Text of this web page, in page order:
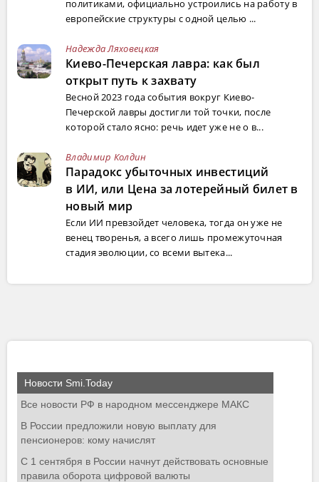
политиками, официально устроились на работу в
европейские структуры с одной целью ...
Надежда Ляховецкая
Киево-Печерская лавра: как был
открыт путь к захвату
Весной 2023 года события вокруг Киево-
Печерской лавры достигли той точки, после
которой стало ясно: речь идет уже не о в...
Владимир Колдин
Парадокс убыточных инвестиций
в ИИ, или Цена за лотерейный билет в
новый мир
Если ИИ превзойдет человека, тогда он уже не
венец творенья, а всего лишь промежуточная
стадия эволюции, со всеми вытека...